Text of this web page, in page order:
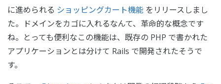
に進められる ショッピングカート機能 をリリースしまし
た。ドメインをカゴに入れるなんて、革命的な概念です
ね。とっても便利なこの機能は、既存の PHP で書かれた
アプリケーションとは分けて Rails で開発されたそうで
す。